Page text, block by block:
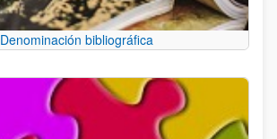
Denominación bibliográfica